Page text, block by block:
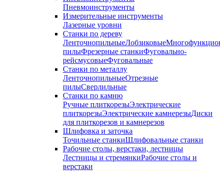
Пневмоинструменты
Измерительные инструменты
Лазерные уровни
Станки по дереву
ЛенточнопильныеЛобзиковые
пилыФрезерные станкиФуговально-
рейсмусовыеФуговальные
Станки по металлу
ЛенточнопильныеОтрезные
пилыСверлильные
Станки по камню
Ручные плиткорезыЭлектрические
плиткорезыЭлектрические камнерезыДиски
для плиткорезов и камнерезов
Шлифовка и заточка
Точильные станкиШлифовальные станки
Рабочие столы, верстаки, лестницы
Лестницы и стремянкиРабочие столы и
верстаки